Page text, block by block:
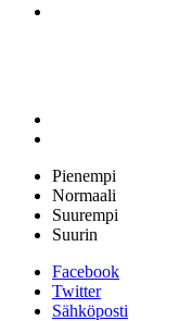
Pienempi
Normaali
Suurempi
Suurin
Facebook
Twitter
Sähköposti